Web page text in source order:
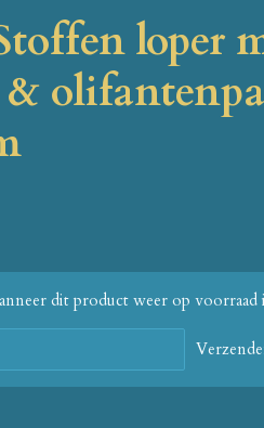
loper
&
dit product weer op voorraad